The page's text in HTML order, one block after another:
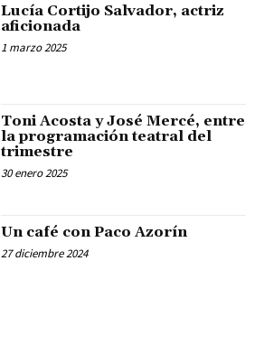
Lucía Cortijo Salvador, actriz
aficionada
1 marzo 2025
Toni Acosta y José Mercé, entre
la programación teatral del
trimestre
30 enero 2025
Un café con Paco Azorín
27 diciembre 2024